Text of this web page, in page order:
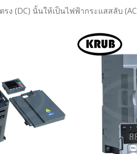
ง (DC) นั้นให้เป็นไฟฟ้ากระแสสลับ